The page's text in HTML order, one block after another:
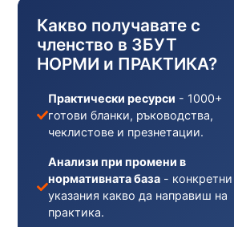
Какво получавате с
членство в ЗБУТ
НОРМИ и ПРАКТИКА?
Практически ресурси - 1000+
готови бланки, ръководства,
чеклистове и презнетации.
Анализи при промени в
нормативната база - конкретни
указания какво да направиш на
практика.